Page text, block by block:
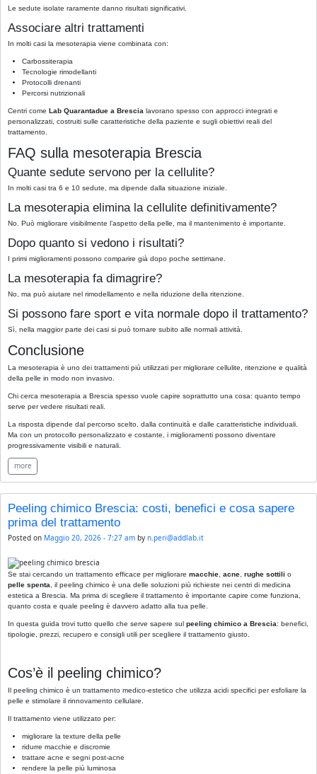
Le sedute isolate raramente danno risultati significativi.
Associare altri trattamenti
In molti casi la mesoterapia viene combinata con:
Carbossiterapia
Tecnologie rimodellanti
Protocolli drenanti
Percorsi nutrizionali
Centri come Lab Quarantadue a Brescia lavorano spesso con approcci integrati e
personalizzati, costruiti sulle caratteristiche della paziente e sugli obiettivi reali del
trattamento.
FAQ sulla mesoterapia Brescia
Quante sedute servono per la cellulite?
In molti casi tra 6 e 10 sedute, ma dipende dalla situazione iniziale.
La mesoterapia elimina la cellulite definitivamente?
No. Può migliorare visibilmente l’aspetto della pelle, ma il mantenimento è importante.
Dopo quanto si vedono i risultati?
I primi miglioramenti possono comparire già dopo poche settimane.
La mesoterapia fa dimagrire?
No, ma può aiutare nel rimodellamento e nella riduzione della ritenzione.
Si possono fare sport e vita normale dopo il trattamento?
Sì, nella maggior parte dei casi si può tornare subito alle normali attività.
Conclusione
La mesoterapia è uno dei trattamenti più utilizzati per migliorare cellulite, ritenzione e qualità
della pelle in modo non invasivo.
Chi cerca mesoterapia a Brescia spesso vuole capire soprattutto una cosa: quanto tempo
serve per vedere risultati reali.
La risposta dipende dal percorso scelto, dalla continuità e dalle caratteristiche individuali.
Ma con un protocollo personalizzato e costante, i miglioramenti possono diventare
progressivamente visibili e naturali.
more
Peeling chimico Brescia: costi, benefici e cosa sapere
prima del trattamento
Posted on Maggio 20, 2026 - 7:27 am by n.peri@addlab.it
Se stai cercando un trattamento efficace per migliorare macchie, acne, rughe sottili o
pelle spenta, il peeling chimico è una delle soluzioni più richieste nei centri di medicina
estetica a Brescia. Ma prima di scegliere il trattamento è importante capire come funziona,
quanto costa e quale peeling è davvero adatto alla tua pelle.
In questa guida trovi tutto quello che serve sapere sul peeling chimico a Brescia: benefici,
tipologie, prezzi, recupero e consigli utili per scegliere il trattamento giusto.
Cos’è il peeling chimico?
Il peeling chimico è un trattamento medico-estetico che utilizza acidi specifici per esfoliare la
pelle e stimolare il rinnovamento cellulare.
Il trattamento viene utilizzato per:
migliorare la texture della pelle
ridurre macchie e discromie
trattare acne e segni post-acne
rendere la pelle più luminosa